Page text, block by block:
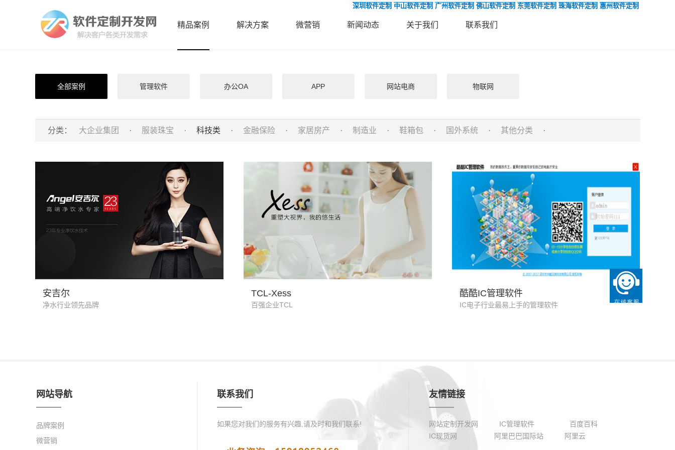
精品案例 解决方案 微营销 新闻动态 关于我们 联系我们
深圳软件定制 中山软件定制 广州软件定制 佛山软件定制 东莞软件定制 珠海软件定制 惠州软件定制
全部案例 管理软件 办公OA APP 网站电商 物联网
分类： 大企业集团 · 服装珠宝 · 科技类 · 金融保险 · 家居房产 · 制造业 · 鞋箱包 · 国外系统 · 其他分类 ·
净水器 饮水机
安吉尔
净水行业领先品牌
TCL 科技产品
TCL-Xess
百强企业TCL
电子行业软件 IC软件 IC进销存
酷酷IC管理软件
IC电子行业最易上手的管理软件
网站导航
品牌案例
微营销
联系我们
如果您对我们的服务有兴趣,请及时和我们联系!
友情链接
网站定制开发网 IC管理软件
百度百科
IC现货网
阿里巴巴国际站 阿里云